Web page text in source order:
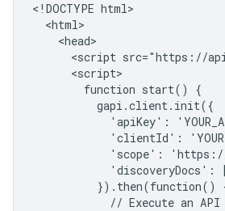
<!DOCTYPE html>
  <html>
    <head>
<script src="https://
      <script>
        function start() {
          gapi.client.init({
'apiKey':
'clientId':
'scope':
'discoveryDocs':
}).then(function()
// Execute an